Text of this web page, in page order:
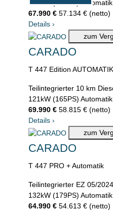
121kW (165PS)Automatik
67.990 € 57.134 € (netto)
Details ›
zum
CARADO
T 447 Edition
Teilintegrierter 10 km
121kW (165PS) Automatik
69.990 € 58.815 € (netto)
Details ›
zum
CARADO
T 447 PRO + Automatik
Teilintegrierter EZ 05/2024
132kW (179PS) Automatik
64.990 € 54.613 € (netto)